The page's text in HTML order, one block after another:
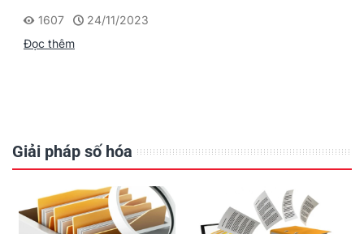
1607
24/11/2023
Đọc thêm
Giải pháp số hóa